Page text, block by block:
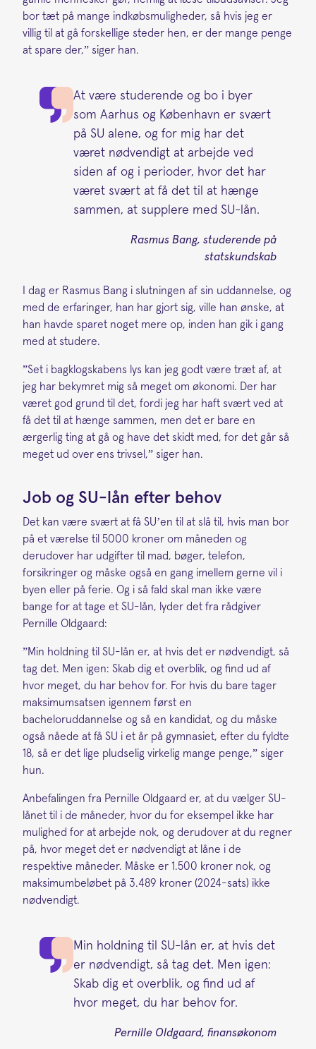
bor tæt på mange indkøbsmuligheder, så hvis jeg er
villig til at gå forskellige steder hen, er der mange penge
at spare der,” siger han.
At være studerende og bo i byer
som Aarhus og København er svært
på SU alene, og for mig har det
været nødvendigt at arbejde ved
siden af og i perioder, hvor det har
været svært at få det til at hænge
sammen, at supplere med SU-lån.
Rasmus Bang, studerende på
statskundskab
I dag er Rasmus Bang i slutningen af sin uddannelse, og
med de erfaringer, han har gjort sig, ville han ønske, at
han havde sparet noget mere op, inden han gik i gang
med at studere.
”Set i bagklogskabens lys kan jeg godt være træt af, at
jeg har bekymret mig så meget om økonomi. Der har
været god grund til det, fordi jeg har haft svært ved at
få det til at hænge sammen, men det er bare en
ærgerlig ting at gå og have det skidt med, for det går så
meget ud over ens trivsel,” siger han.
Job og SU-lån efter behov
Det kan være svært at få SU’en til at slå til, hvis man bor
på et værelse til 5000 kroner om måneden og
derudover har udgifter til mad, bøger, telefon,
forsikringer og måske også en gang imellem gerne vil i
byen eller på ferie. Og i så fald skal man ikke være
bange for at tage et SU-lån, lyder det fra rådgiver
Pernille Oldgaard:
”Min holdning til SU-lån er, at hvis det er nødvendigt, så
tag det. Men igen: Skab dig et overblik, og find ud af
hvor meget, du har behov for. For hvis du bare tager
maksimumsatsen igennem først en
bacheloruddannelse og så en kandidat, og du måske
også nåede at få SU i et år på gymnasiet, efter du fyldte
18, så er det lige pludselig virkelig mange penge,” siger
hun.
Anbefalingen fra Pernille Oldgaard er, at du vælger SU-
lånet til i de måneder, hvor du for eksempel ikke har
mulighed for at arbejde nok, og derudover at du regner
på, hvor meget det er nødvendigt at låne i de
respektive måneder. Måske er 1.500 kroner nok, og
maksimumbeløbet på 3.489 kroner (2024-sats) ikke
nødvendigt.
Min holdning til SU-lån er, at hvis det
er nødvendigt, så tag det. Men igen:
Skab dig et overblik, og find ud af
hvor meget, du har behov for.
Pernille Oldgaard, finansøkonom